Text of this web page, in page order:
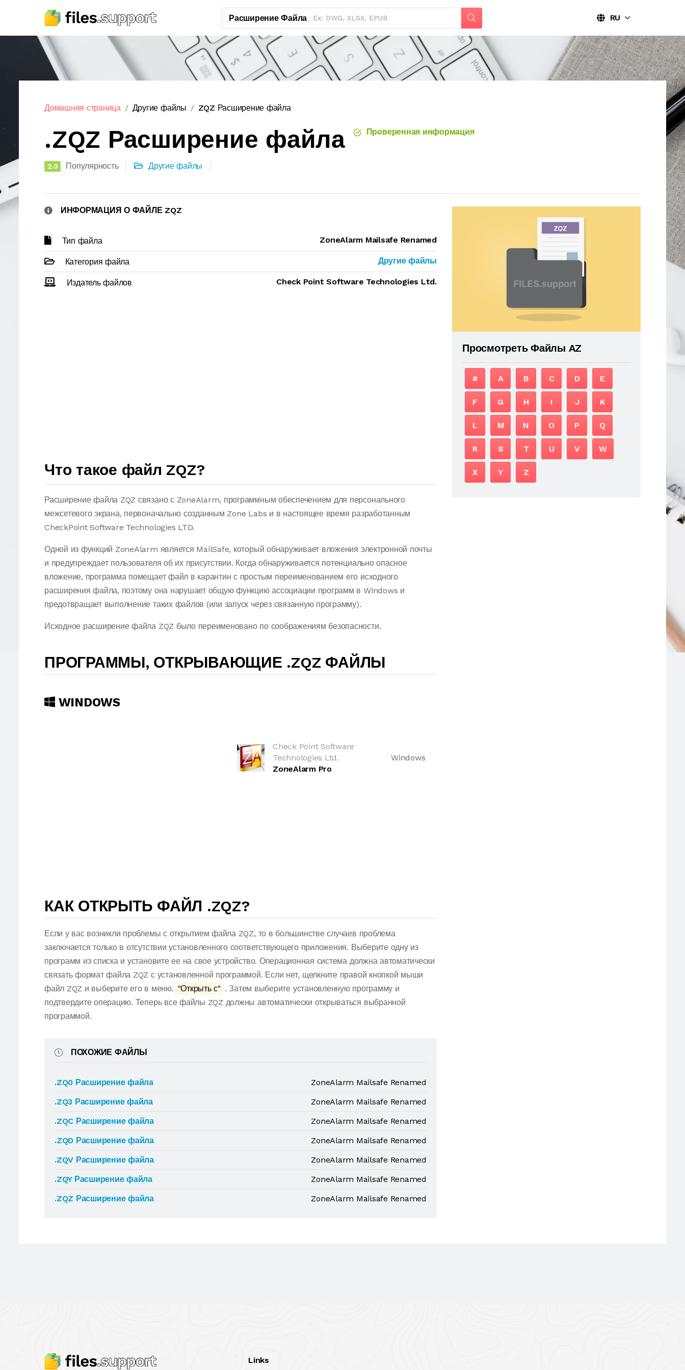
Расширение Файла RU
Домашняя страница Другие файлы ZQZ Расширение файла
.ZQZ Расширение файла Проверенная информация
2.0 Популярность Другие файлы
ИНФОРМАЦИЯ О ФАЙЛЕ ZQZ
Тип файла ZoneAlarm Mailsafe Renamed
Категория файла Другие файлы
Издатель файлов Check Point Software Technologies Ltd.
Что такое файл ZQZ?
Расширение файла ZQZ связано с ZoneAlarm, программным обеспечением для персонального
межсетевого экрана, первоначально созданным Zone Labs и в настоящее время разработанным
CheckPoint Software Technologies LTD.
Одной из функций ZoneAlarm является MailSafe, который обнаруживает вложения электронной почты
и предупреждает пользователя об их присутствии. Когда обнаруживается потенциально опасное
вложение, программа помещает файл в карантин с простым переименованием его исходного
расширения файла, поэтому она нарушает общую функцию ассоциации программ в Windows и
предотвращает выполнение таких файлов (или запуск через связанную программу).
Исходное расширение файла ZQZ было переименовано по соображениям безопасности.
ПРОГРАММЫ, ОТКРЫВАЮЩИЕ .ZQZ ФАЙЛЫ
WINDOWS
Check Point Software
Technologies Ltd.
ZoneAlarm Pro
Windows
КАК ОТКРЫТЬ ФАЙЛ .ZQZ?
Если у вас возникли проблемы с открытием файла ZQZ, то в большинстве случаев проблема
заключается только в отсутствии установленного соответствующего приложения. Выберите одну из
программ из списка и установите ее на свое устройство. Операционная система должна автоматически
связать формат файла ZQZ с установленной программой. Если нет, щелкните правой кнопкой мыши
файл ZQZ и выберите его в меню. "Открыть с" . Затем выберите установленную программу и
подтвердите операцию. Теперь все файлы ZQZ должны автоматически открываться выбранной
программой.
ПОХОЖИЕ ФАЙЛЫ
.ZQ0 Расширение файла
ZoneAlarm Mailsafe Renamed
.ZQ3 Расширение файла
ZoneAlarm Mailsafe Renamed
.ZQC Расширение файла
ZoneAlarm Mailsafe Renamed
.ZQD Расширение файла
ZoneAlarm Mailsafe Renamed
.ZQV Расширение файла
ZoneAlarm Mailsafe Renamed
.ZQY Расширение файла
ZoneAlarm Mailsafe Renamed
.ZQZ Расширение файла
ZoneAlarm Mailsafe Renamed
Просмотреть Файлы AZ
# A B C D E
F G H I J K
L M N O P Q
R S T U V W
X Y Z
Links